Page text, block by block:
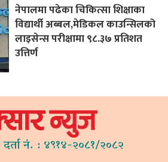
नेपालमा पढेका चिकित्सा शिक्षाका
विद्यार्थी अब्बल,मेडिकल काउन्सिलको
लाइसेन्स परीक्षामा ९८.३७ प्रतिशत
उत्तिर्ण
नं. : ४९१४-२०८१/२०८२